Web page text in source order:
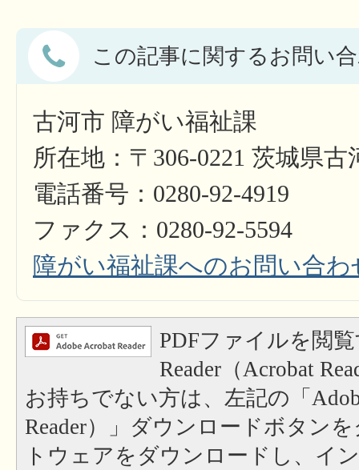
この記事に関するお問い
古河市 障がい福祉課
所在地：〒306-0221 茨城県
電話番号：0280-92-4919
ファクス：0280-92-5594
障がい福祉課へのお問い合わ
PDFファイルを閲
Reader（Acrobat
お持ちでない方は、左記の「
Reader）」ダウンロードボタン
トウェアをダウンロードし、イ